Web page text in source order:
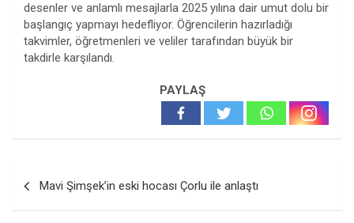
desenler ve anlamlı mesajlarla 2025 yılına dair umut dolu bir
başlangıç yapmayı hedefliyor. Öğrencilerin hazırladığı
takvimler, öğretmenleri ve veliler tarafından büyük bir
takdirle karşılandı.
PAYLAŞ
gezinmesi
Mavi Şimşek’in eski hocası Çorlu ile anlaştı